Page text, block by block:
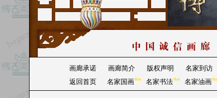
画廊承诺 画廊简介 版权声明
名家到访
返回首页
名家国画 名家书法 名家油画